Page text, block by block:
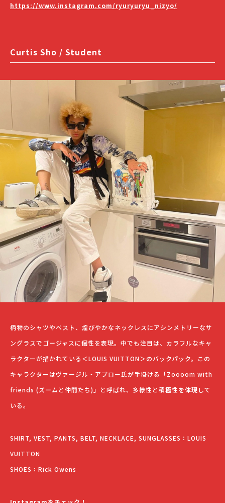
https://www.instagram.com/ryuryuryu_nizyo/
Curtis Sho / Student
柄物のシャツやベスト、煌びやかなネックレスにアシンメトリーなサ
ングラスでゴージャスに個性を表現。中でも注目は、カラフルなキャ
ラクターが描かれている＜LOUIS VUITTON＞のバックパック。この
キャラクターはヴァージル・アブロー氏が手掛ける「Zoooom with
friends (ズームと仲間たち)」と呼ばれ、多様性と積極性を体現して
いる。
SHIRT, VEST, PANTS, BELT, NECKLACE, SUNGLASSES：LOUIS
VUITTON
SHOES：Rick Owens